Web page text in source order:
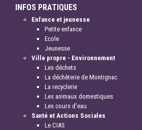
INFOS PRATIQUES
Enfance et jeunesse
Petite enfance
Ecole
Jeunesse
Ville propre - Environnement
Les déchets
La déchèterie de Montignac
La recyclerie
Les animaux domestiques
Les cours d'eau
Santé et Actions Sociales
Le CIAS